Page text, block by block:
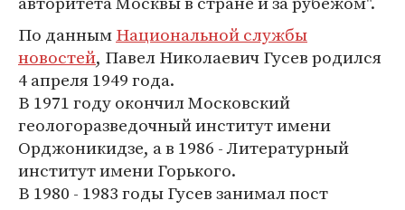
По даннымНациональной службы
новостей, Павел Николаевич Гусев родился
4 апреля 1949 года.
В 1971 году окончил Московский
геологоразведочный институт имени
Орджоникидзе, а в 1986 - Литературный
институт имени Горького.
В 1980 - 1983 годы Гусев занимал пост